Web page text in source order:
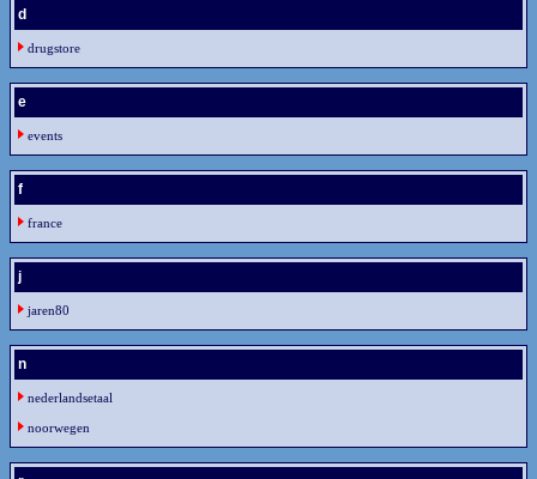
d
drugstore
e
events
f
france
j
jaren80
n
nederlandsetaal
noorwegen